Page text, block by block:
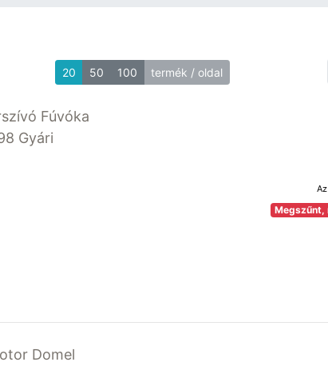
20 50 100 termék / oldal
Fúvóka
Gyári
Megszűnt,
Domel